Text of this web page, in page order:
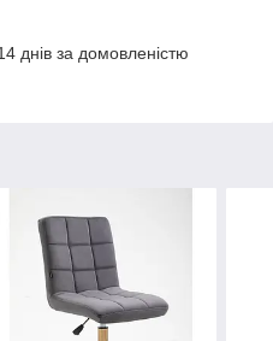
днів за домовленістю